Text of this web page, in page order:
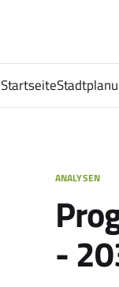
Startseite
ANALYSEN
-